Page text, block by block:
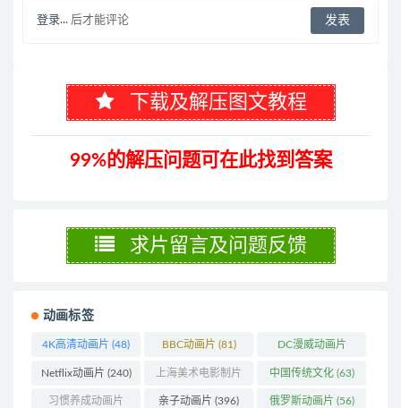
登录... 后才能评论
下载及解压图文教程
99%的解压问题可在此找到答案
求片留言及问题反馈
动画标签
4K高清动画片 (48) BBC动画片 (81) DC漫威动画片
(103)
Netflix动画片 (240) 上海美术电影制片
厂(126)
中国传统文化(63)
习惯养成动画片 亲子动画片 (396) 俄罗斯动画片 (56)